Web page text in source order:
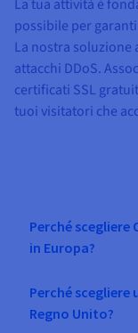
La tua attività è
possibile per
La nostra soluzione
attacchi DDoS.
certificati SSL
tuoi visitatori che
Perché
in Europa?
Perché scegliere
Regno Unito?